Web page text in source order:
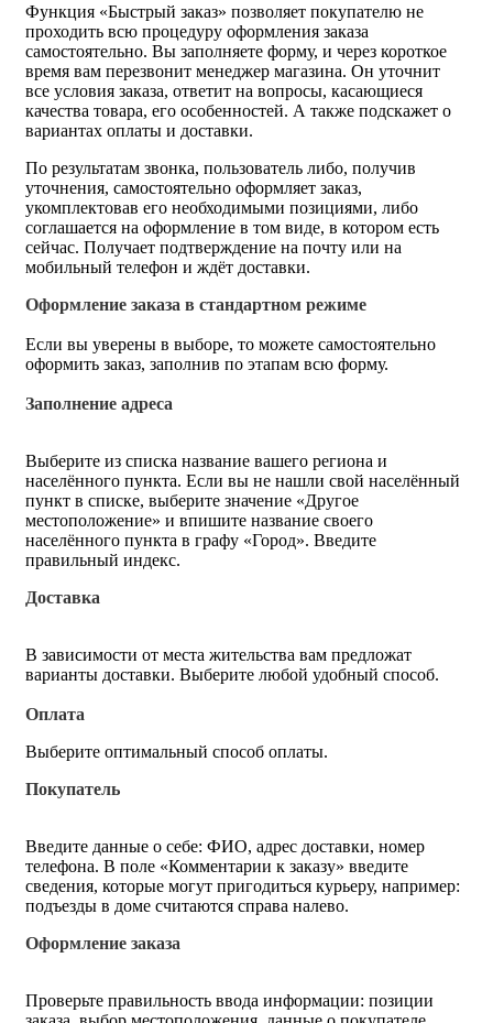
Функция «Быстрый заказ» позволяет покупателю не
проходить всю процедуру оформления заказа
самостоятельно. Вы заполняете форму, и через короткое
время вам перезвонит менеджер магазина. Он уточнит
все условия заказа, ответит на вопросы, касающиеся
качества товара, его особенностей. А также подскажет о
вариантах оплаты и доставки.
По результатам звонка, пользователь либо, получив
уточнения, самостоятельно оформляет заказ,
укомплектовав его необходимыми позициями, либо
соглашается на оформление в том виде, в котором есть
сейчас. Получает подтверждение на почту или на
мобильный телефон и ждёт доставки.
Оформление заказа в стандартном режиме
Если вы уверены в выборе, то можете самостоятельно
оформить заказ, заполнив по этапам всю форму.
Заполнение адреса
Выберите из списка название вашего региона и
населённого пункта. Если вы не нашли свой населённый
пункт в списке, выберите значение «Другое
местоположение» и впишите название своего
населённого пункта в графу «Город». Введите
правильный индекс.
Доставка
В зависимости от места жительства вам предложат
варианты доставки. Выберите любой удобный способ.
Оплата
Выберите оптимальный способ оплаты.
Покупатель
Введите данные о себе: ФИО, адрес доставки, номер
телефона. В поле «Комментарии к заказу» введите
сведения, которые могут пригодиться курьеру, например:
подъезды в доме считаются справа налево.
Оформление заказа
Проверьте правильность ввода информации: позиции